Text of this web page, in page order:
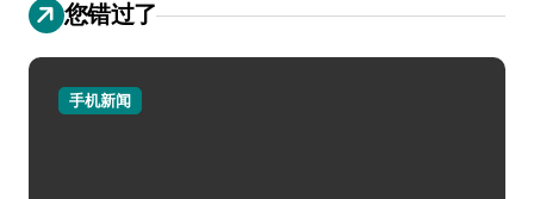
您错过了
手机新闻